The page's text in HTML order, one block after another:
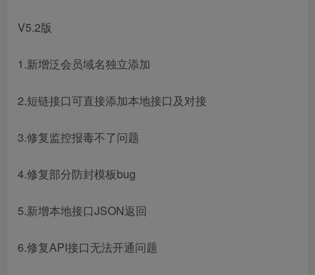
V5.2版
1.新增泛会员域名独立添加
2.短链接口可直接添加本地接口及对接
3.修复监控报毒不了问题
4.修复部分防封模板bug
5.新增本地接口JSON返回
6.修复API接口无法开通问题